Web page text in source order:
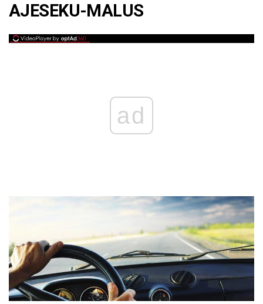
AJESEKU-MALUS
ad